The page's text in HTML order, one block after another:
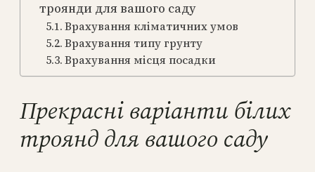
троянди для вашого саду
Врахування кліматичних умов
Врахування типу грунту
Врахування місця посадки
Прекрасні варіанти білих
троянд для вашого саду